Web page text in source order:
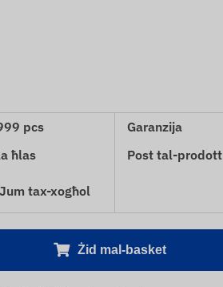
pcs
ħlas
tax-xogħol
Garanzija
Post tal-prodott
Żid mal-basket